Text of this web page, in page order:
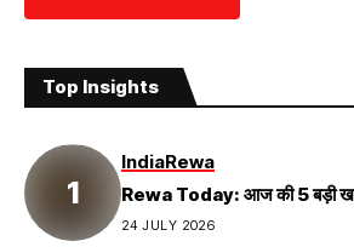
Top Insights
IndiaRewa
Rewa Today: आज की 5 बड़ी
24 JULY 2026